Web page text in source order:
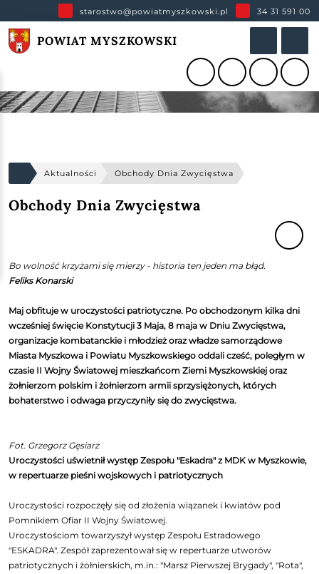
starostwo@powiatmyszkowski.pl 34 31 591 00
POWIAT MYSZKOWSKI
Aktualności Obchody Dnia Zwycięstwa
Obchody Dnia Zwycięstwa
Bo wolność krzyżami się mierzy - historia ten jeden ma błąd.
Feliks Konarski
Maj obfituje w uroczystości patriotyczne. Po obchodzonym kilka dni
wcześniej święcie Konstytucji 3 Maja, 8 maja w Dniu Zwycięstwa,
organizacje kombatanckie i młodzież oraz władze samorządowe
Miasta Myszkowa i Powiatu Myszkowskiego oddali cześć, poległym w
czasie II Wojny Światowej mieszkańcom Ziemi Myszkowskiej oraz
żołnierzom polskim i żołnierzom armii sprzysiężonych, których
bohaterstwo i odwaga przyczyniły się do zwycięstwa.
Fot. Grzegorz Gęsiarz
Uroczystości uświetnił występ Zespołu "Eskadra" z MDK w Myszkowie,
w repertuarze pieśni wojskowych i patriotycznych
Uroczystości rozpoczęły się od złożenia wiązanek i kwiatów pod
Pomnikiem Ofiar II Wojny Światowej.
Uroczystościom towarzyszył występ Zespołu Estradowego
"ESKADRA". Zespół zaprezentował się w repertuarze utworów
patriotycznych i żołnierskich, m.in.: "Marsz Pierwszej Brygady", "Rota",